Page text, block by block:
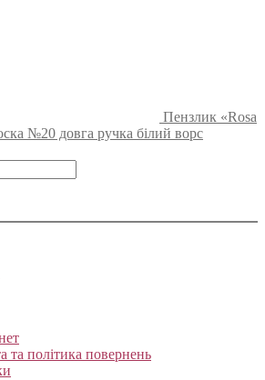
Пензлик «Rosa
№20 довга ручка білий ворс
та політика повернень